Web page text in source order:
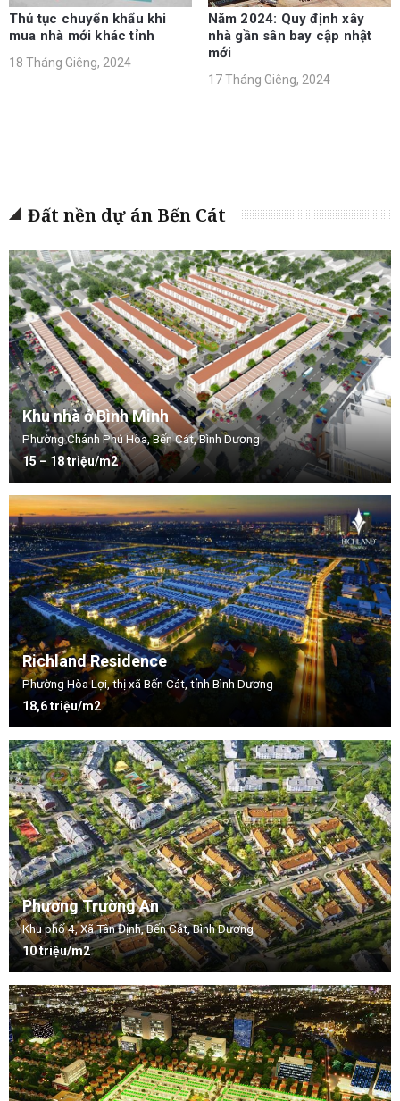
Thủ tục chuyển khẩu khi
mua nhà mới khác tỉnh
18 Tháng Giêng, 2024
Năm 2024: Quy định xây
nhà gần sân bay cập nhật
mới
17 Tháng Giêng, 2024
Đất nền dự án Bến Cát
Khu nhà ở Bình Minh
Phường Chánh Phú Hòa, Bến Cát, Bình Dương
15 – 18 triệu/m2
Richland Residence
Phường Hòa Lợi, thị xã Bến Cát, tỉnh Bình Dương
18,6 triệu/m2
Phương Trường An
Khu phố 4, Xã Tân Định, Bến Cát, Bình Dương
10 triệu/m2